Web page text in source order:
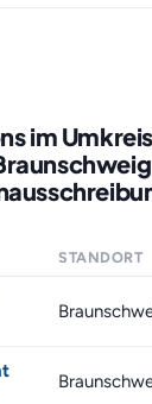
im
STANDORT